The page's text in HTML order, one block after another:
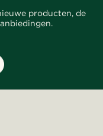
producten, de